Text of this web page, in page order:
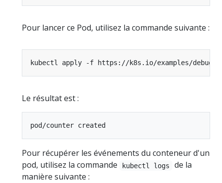
Pour lancer ce Pod, utilisez la commande suivante :
Le résultat est :
Pour récupérer les événements du conteneur d'un
pod, utilisez la commande
kubectl logs
de la
manière suivante :